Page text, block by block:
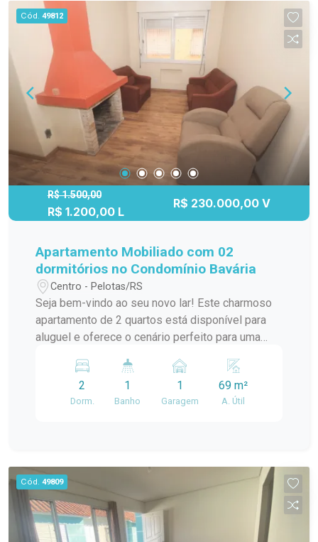
lar!
Cód. 49812
R$ 1.500,00
R$ 1.200,00 L
R$ 230.000,00 V
Apartamento Mobiliado com 02
dormitórios no Condomínio Bavária
Centro - Pelotas/RS
Seja bem-vindo ao seu novo lar! Este charmoso
apartamento de 2 quartos está disponível para
aluguel e oferece o cenário perfeito para uma
Centro, o imóvel está estrategicamente
posicionado próximo ao Hospital Beneficência
Portuguesa e demais comércios e serviços.
quarto tem um sofá cama, armário multiuso e
cômoda. Os dois quartos oferecem espaço para
acomodar sua família ou criar um ambiente
acolhedor para visitantes. Cozinha: A cozinha
2
Dorm.
1
Banho
1
Garagem
69 m²
A. Útil
Cód. 49809